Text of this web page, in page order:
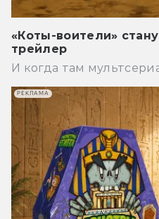
«Коты-воители»
трейлер
И когда там
РЕКЛАМА